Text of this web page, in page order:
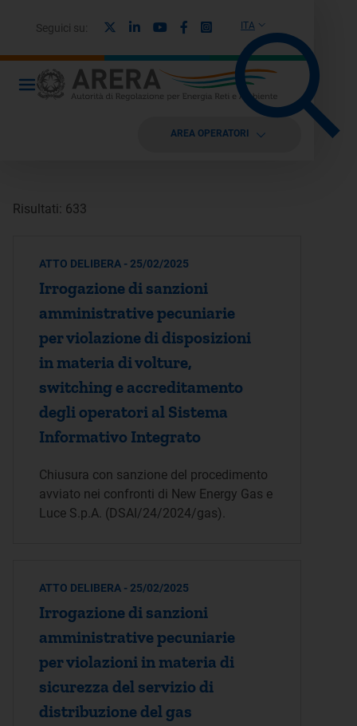
ITA
Seguici su: LinkedinYoutubeFacebook
Instagram
AREA OPERATORI
Risultati: 633
ATTO DELIBERA - 25/02/2025
Irrogazione di sanzioni
amministrative pecuniarie
per violazione di disposizioni
in materia di volture,
switching e accreditamento
degli operatori al Sistema
Informativo Integrato
Chiusura con sanzione del procedimento
avviato nei confronti di New Energy Gas e
Luce S.p.A. (DSAI/24/2024/gas).
ATTO DELIBERA - 25/02/2025
Irrogazione di sanzioni
amministrative pecuniarie
per violazioni in materia di
sicurezza del servizio di
distribuzione del gas